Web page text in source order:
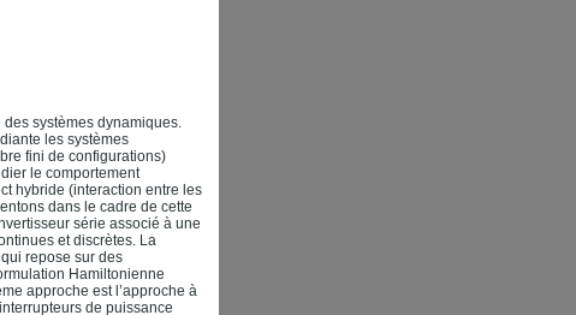
systèmes dynamiques.
les systèmes
fini de configurations)
le comportement
hybride (interaction entre les
dans le cadre de cette
série associé à une
et discrètes. La
repose sur des
Hamiltonienne
approche est l’approche à
de puissance